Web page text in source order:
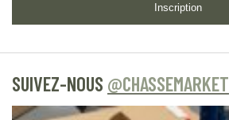
Inscription
SUIVEZ-NOUS @CHASSEMARKET